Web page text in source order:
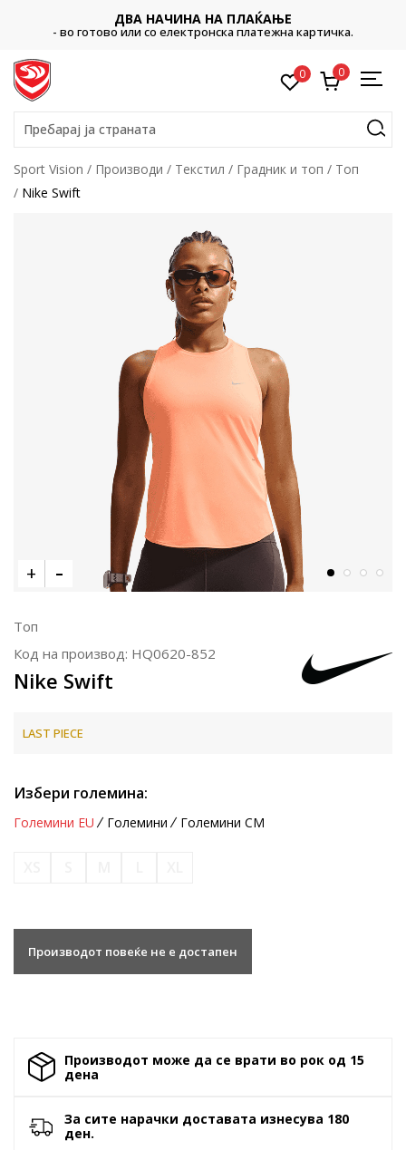
ДВА НАЧИНА НА ПЛАЌАЊЕ
- во готово или со електронска платежна картичка.
0 0
Пребарај ја страната
Sport Vision Производи Текстил Градник и топ
Топ
Nike Swift
Топ
Код на производ: HQ0620-852
Nike Swift
LAST PIECE
Избери големина:
Големини EU Големини Големини CM
Производот повеќе не е достапен
Производот може да се врати во рок од 15
денa
За сите нарачки доставата изнесува 180
ден.